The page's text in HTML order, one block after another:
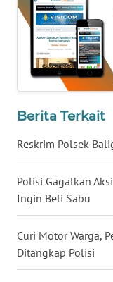
Berita Terkait
Reskrim Polsek
Polisi Gagalkan
Ingin Beli Sabu
Curi Motor Warga,
Ditangkap Polisi
WN
KALTARA
WN
KALSEL
KALTIM
WN
SULSEL
WN
GORONTALO